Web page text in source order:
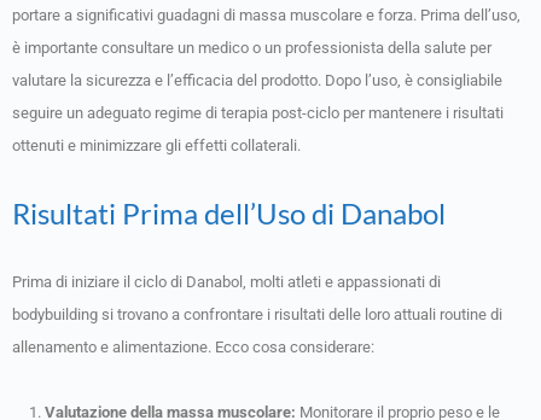
portare a significativi guadagni di massa muscolare e forza. Prima dell’uso,
è importante consultare un medico o un professionista della salute per
valutare la sicurezza e l’efficacia del prodotto. Dopo l’uso, è consigliabile
seguire un adeguato regime di terapia post-ciclo per mantenere i risultati
ottenuti e minimizzare gli effetti collaterali.
Risultati Prima dell’Uso di Danabol
Prima di iniziare il ciclo di Danabol, molti atleti e appassionati di
bodybuilding si trovano a confrontare i risultati delle loro attuali routine di
allenamento e alimentazione. Ecco cosa considerare:
Valutazione della massa muscolare: Monitorare il proprio peso e le